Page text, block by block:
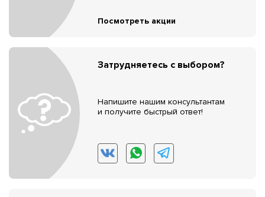
Посмотреть акции
Затрудняетесь с выбором?
Напишите нашим консультантам
и получите быстрый ответ!